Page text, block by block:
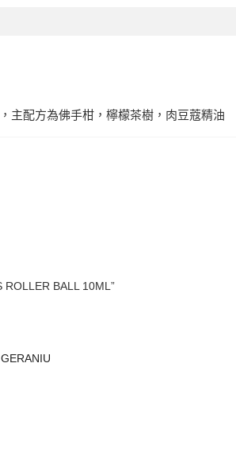
主配方為佛手柑，檸檬茶樹，肉豆蔻精油
ROLLER BALL 10ML”